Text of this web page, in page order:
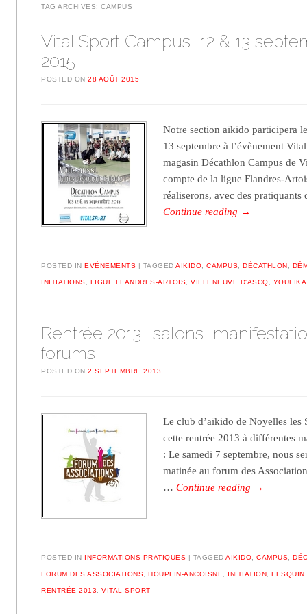
TAG ARCHIVES:CAMPUS
Vital Sport Campus, 12 & 13
2015
POSTED ON28 AOÛT 2015
Notre section aïkido participera
13 septembre à l’évènement
magasin Décathlon Campus de
compte de la ligue Flandres-
réaliserons, avec des
Continue reading →
POSTED INEVÉNEMENTS TAGGEDAÏKIDO ,CAMPUS ,DÉCATHLON
INITIATIONS LIGUE FLANDRES-ARTOIS ,VILLENEUVE D'ASCQ
Rentrée 2013 : salons,
forums
POSTED ON2 SEPTEMBRE 2013
Le club d’aïkido de Noyelles les
cette rentrée 2013 à différentes
: Le samedi 7 septembre, nous
matinée au forum des
…Continue reading →
POSTED IN INFORMATIONS PRATIQUES TAGGEDAÏKIDO ,CAMPUS ,
FORUM DES ASSOCIATIONS ,HOUPLIN-ANCOISNE INITIATION ,LESQUIN
RENTRÉE 2013 ,VITAL SPORT